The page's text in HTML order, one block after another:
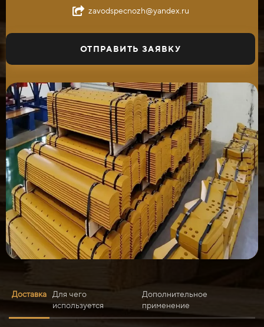
zavodspecnozh@yandex.ru
ОТПРАВИТЬ ЗАЯВКУ
Доставка
Для чего
используется
Дополнительное
применение